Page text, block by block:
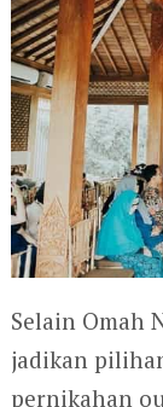
Selain Omah
jadikan
pernikahan